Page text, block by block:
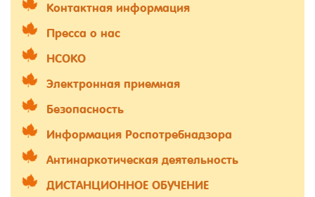
Контактная информация
Пресса о нас
НСОКО
Электронная приемная
Безопасность
Информация Роспотребнадзора
Антинаркотическая деятельность
ДИСТАНЦИОННОЕ ОБУЧЕНИЕ